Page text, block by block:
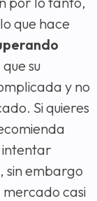
que hace
su
y no
Si quieres
intentar
sin embargo
mercado casi